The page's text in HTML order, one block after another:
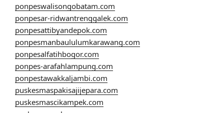
ponpeswalisongobatam.com
ponpesar-ridwantrenggalek.com
ponpesattibyandepok.com
ponpesmanbaululumkarawang.com
ponpesalfatihbogor.com
ponpes-arafahlampung.com
ponpestawakkaljambi.com
puskesmaspakisajijepara.com
puskesmascikampek.com